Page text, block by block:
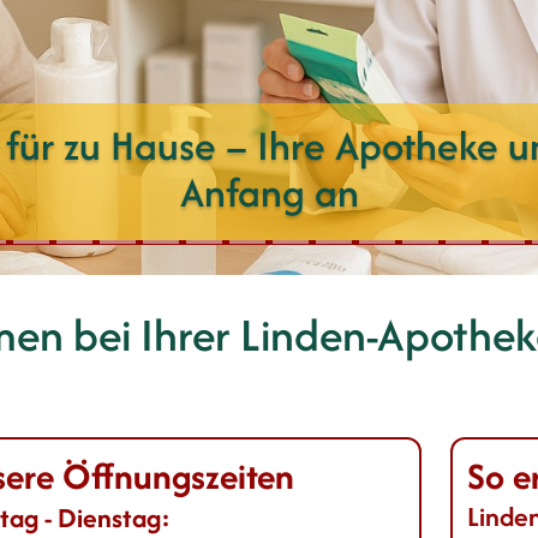
zu Hause – Ihre Apotheke
Anfang an
bei Ihrer Linden-
Öffnungszeiten
- Dienstag:
So